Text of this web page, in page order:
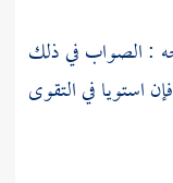
: الصواب في ذلك
استويا في التقوى